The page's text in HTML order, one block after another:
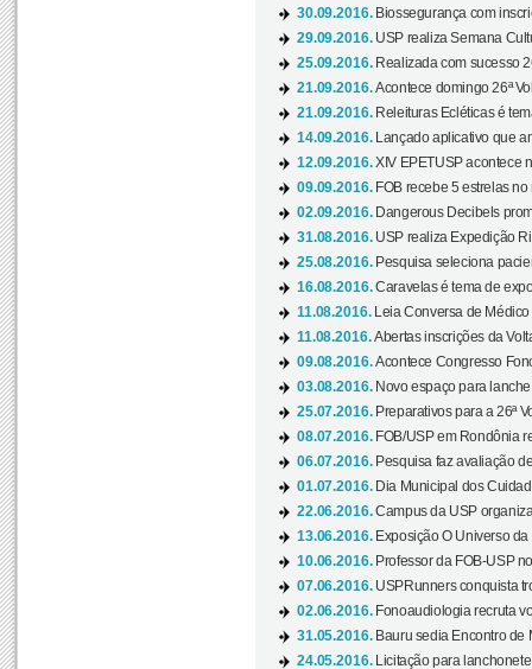
30.09.2016. Biossegurança com
29.09.2016. USP realiza Semana
25.09.2016. Realizada com sucesso
21.09.2016.Acontece domingo 26ª
21.09.2016. Releituras Ecléticas é
14.09.2016.
Lançado aplicativo que
12.09.2016.XIV EPETUSP acontece
09.09.2016. FOB recebe 5 estrelas
02.09.2016. Dangerous Decibels
31.08.2016. USP realiza Expedição
25.08.2016. Pesquisa seleciona
16.08.2016.Caravelas é tema de
11.08.2016.
Leia Conversa de
11.08.2016.Abertas inscrições da
09.08.2016.Acontece Congresso
03.08.2016. Novo espaço para
25.07.2016. Preparativos para a 26ª
08.07.2016. FOB/USP em Rondônia
06.07.2016. Pesquisa faz avaliação
01.07.2016. Dia Municipal dos
22.06.2016.Campus da USP
13.06.2016. Exposição O Universo
10.06.2016. Professor da FOB-USP
07.06.2016. USPRunners conquista
02.06.2016. Fonoaudiologia recruta
31.05.2016. Bauru sedia Encontro de
24.05.2016.
Licitação para